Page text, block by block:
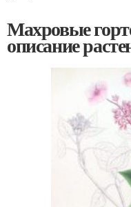
Махровые
описание